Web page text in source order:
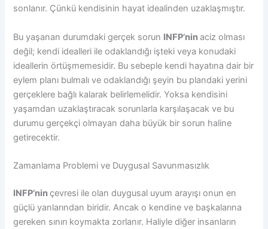
sonlanır. Çünkü kendisinin hayat idealinden uzaklaşmıştır.
Bu yaşanan durumdaki gerçek sorun INFP’ninaciz olması
değil; kendi idealleri ile odaklandığı işteki veya konudaki
ideallerin örtüşmemesidir. Bu sebeple kendi hayatına dair bir
eylem planı bulmalı ve odaklandığı şeyin bu plandaki yerini
gerçeklere bağlı kalarak belirlemelidir. Yoksa kendisini
yaşamdan uzaklaştıracak sorunlarla karşılaşacak ve bu
durumu gerçekçi olmayan daha büyük bir sorun haline
getirecektir.
Zamanlama Problemi ve Duygusal Savunmasızlık
INFP’ninçevresi ile olan duygusal uyum arayışı onun en
güçlü yanlarından biridir. Ancak o kendine ve başkalarına
gereken sınırı koymakta zorlanır. Haliyle diğer insanların